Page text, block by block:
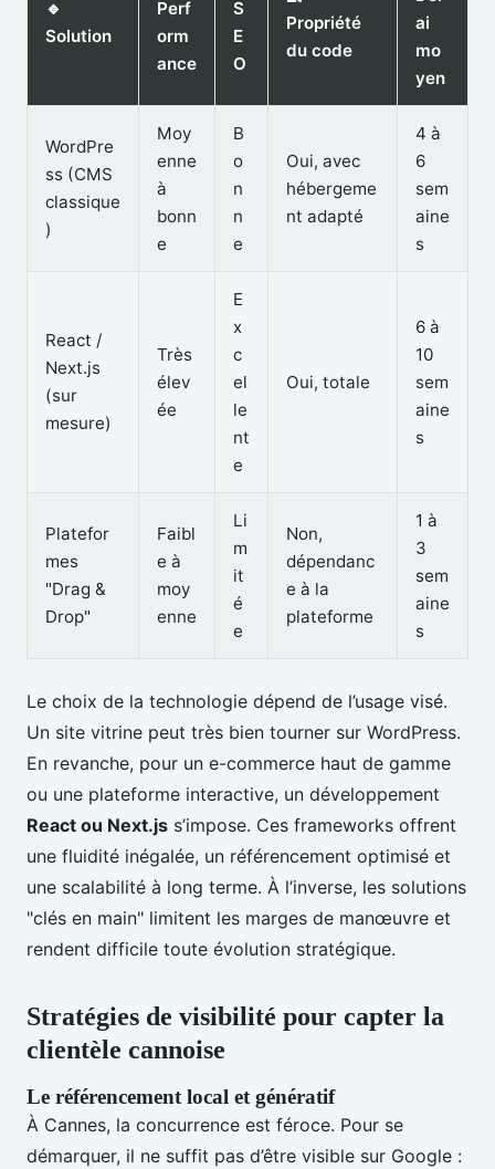
🔹
Solution
Perf
orm
ance
S
E
O
Propriété
du code
ai
mo
yen
WordPre
ss (CMS
classique
)
Moy
enne
à
bonn
e
B
o
n
n
e
Oui, avec
hébergeme
nt adapté
4 à
6
sem
aine
s
React /
Next.js
(sur
mesure)
Très
élev
ée
E
x
c
el
le
nt
e
Oui, totale
6 à
10
sem
aine
s
Platefor
mes
"Drag &
Drop"
Faibl
e à
moy
enne
Li
m
it
é
e
Non,
dépendanc
e à la
plateforme
1 à
3
sem
aine
s
Le choix de la technologie dépend de l’usage visé.
Un site vitrine peut très bien tourner sur WordPress.
En revanche, pour un e-commerce haut de gamme
ou une plateforme interactive, un développement
React ou Next.js s’impose. Ces frameworks offrent
une fluidité inégalée, un référencement optimisé et
une scalabilité à long terme. À l’inverse, les solutions
"clés en main" limitent les marges de manœuvre et
rendent difficile toute évolution stratégique.
Stratégies de visibilité pour capter la
clientèle cannoise
Le référencement local et génératif
À Cannes, la concurrence est féroce. Pour se
démarquer, il ne suffit pas d’être visible sur Google :